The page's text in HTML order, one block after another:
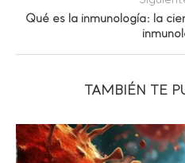
Qué es la inmunología: la
TAMBIÉN TE